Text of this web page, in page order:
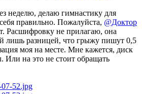
неделю, делаю гимнастику для
правильно. Пожалуйста, @Доктор
Расшифровку не прилагаю, она
лишь разницей, что грыжу пишут 0,5
моя на месте. Мне кажется, диск
Или на это не стоит обращать